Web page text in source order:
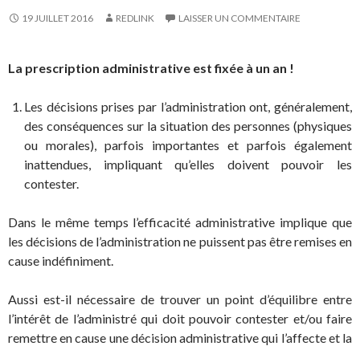
19 JUILLET 2016 REDLINK LAISSER UN COMMENTAIRE
La prescription administrative est fixée à un an !
Les décisions prises par l’administration ont, généralement,
des conséquences sur la situation des personnes (physiques
ou morales), parfois importantes et parfois également
inattendues, impliquant qu’elles doivent pouvoir les
contester.
Dans le même temps l’efficacité administrative implique que
les décisions de l’administration ne puissent pas être remises en
cause indéfiniment.
Aussi est-il nécessaire de trouver un point d’équilibre entre
l’intérêt de l’administré qui doit pouvoir contester et/ou faire
remettre en cause une décision administrative qui l’affecte et la